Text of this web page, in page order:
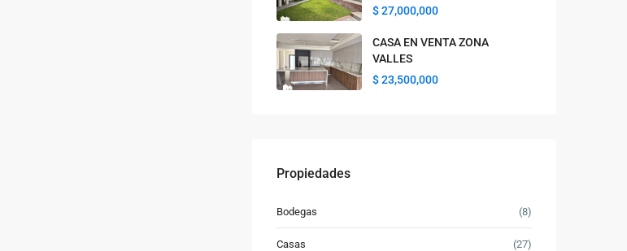
$ 27,000,000
CASA EN VENTA ZONA
VALLES
$ 23,500,000
Propiedades
Bodegas (8)
Casas (27)